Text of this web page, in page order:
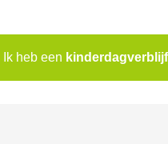
Ik heb een kinderdagverblijf